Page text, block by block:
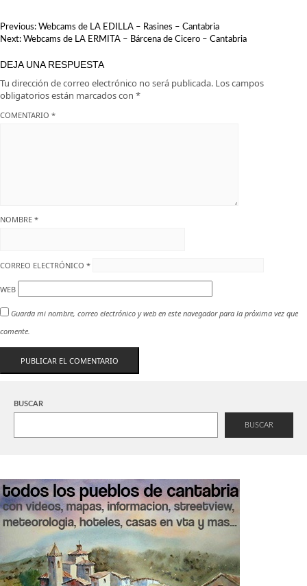
NAVEGACIÓN
DE
Previous: Webcams de LA EDILLA – Rasines – Cantabria
Next: Webcams de LA ERMITA – Bárcena de Cicero – Cantabria
DEJA UNA RESPUESTA
Tu dirección de correo electrónico no será publicada. Los campos
obligatorios están marcados con *
COMENTARIO *
NOMBRE *
CORREO ELECTRÓNICO *
WEB
Guarda mi nombre, correo electrónico y web en este navegador para la próxima vez que
comente.
BUSCAR
BUSCAR